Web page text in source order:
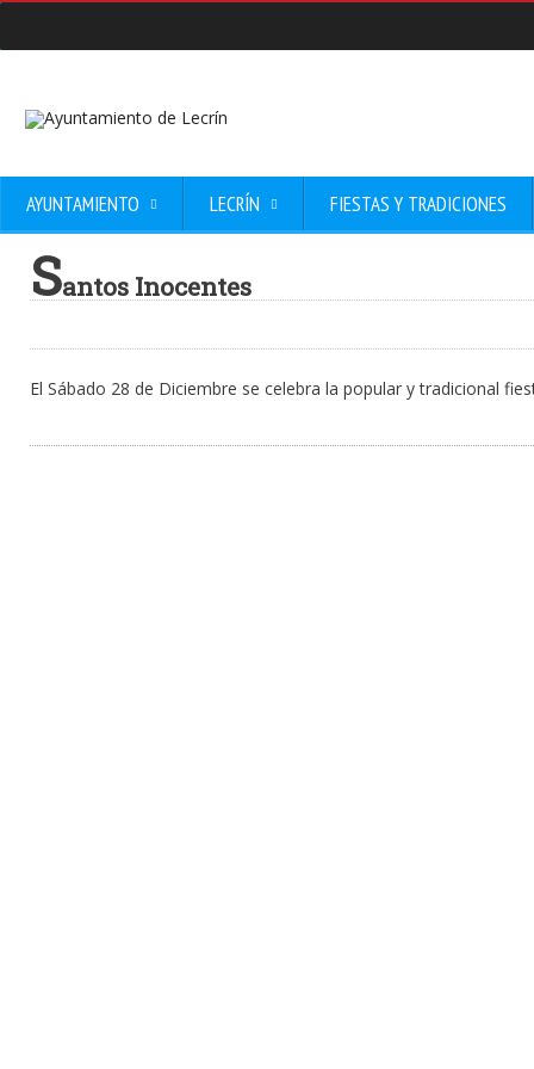
AYUNTAMIENTO LECRÍN FIESTAS Y TRADICIONES
Santos Inocentes
El Sábado 28 de Diciembre se celebra la popular y tradicional